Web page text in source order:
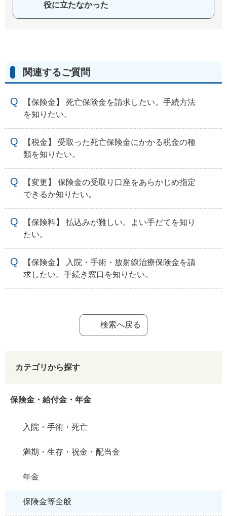
役に立たなかった
関連するご質問
【保険金】 死亡保険金を請求したい。手続方法
を知りたい。
【税金】 受取った死亡保険金にかかる税金の種
類を知りたい。
【変更】 保険金の受取り口座をあらかじめ指定
できるか知りたい。
【保険料】 払込みが難しい。よい手だてを知り
たい。
【保険金】 入院・手術・放射線治療保険金を請
求したい。手続き窓口を知りたい。
検索へ戻る
カテゴリから探す
保険金・給付金・年金
入院・手術・死亡
満期・生存・祝金・配当金
年金
保険金等全般